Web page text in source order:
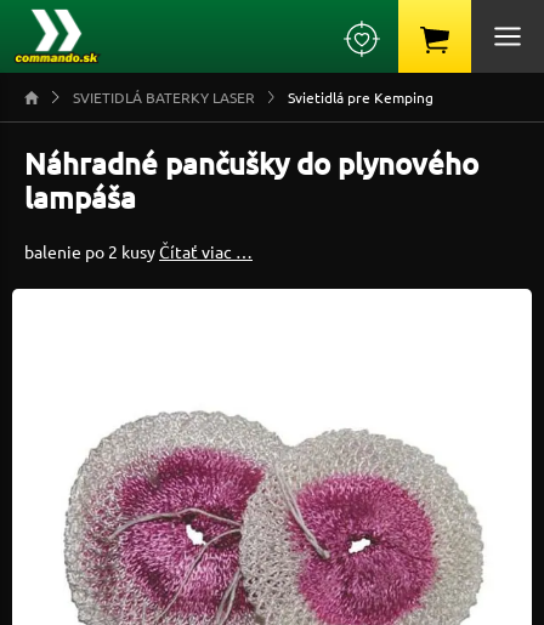
SVIETIDLÁ BATERKY LASER Svietidlá pre Kemping
Náhradné pančušky do plynového
lampáša
balenie po 2 kusyČítať viac …